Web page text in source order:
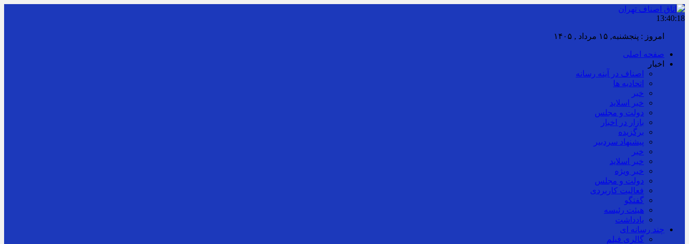
13:40:20
امروز : پنجشنبه, ۱۵ مرداد , ۱۴۰۵
صفحه اصلی
اخبار
اصناف در آینه رسانه
اتحادیه ها
خبر
خبر اسلايد
دولت و مجلس
بازار در اخبار
برگزیده
پیشنهاد سردبیر
خبر
خبر اسلايد
خبر ویژه
دولت و مجلس
فعالیت کاربردی
گفتگو
هیئت رئیسه
یادداشت
چند رسانه ای
گالری فیلم